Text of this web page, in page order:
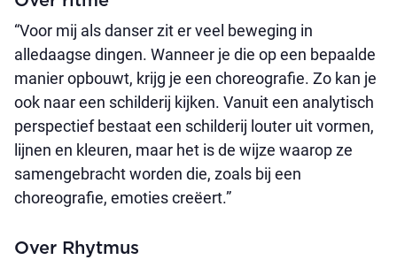
“Voor mij als danser zit er veel beweging in
alledaagse dingen. Wanneer je die op een bepaalde
manier opbouwt, krijg je een choreografie. Zo kan je
ook naar een schilderij kijken. Vanuit een analytisch
perspectief bestaat een schilderij louter uit vormen,
lijnen en kleuren, maar het is de wijze waarop ze
samengebracht worden die, zoals bij een
choreografie, emoties creëert.”
Over Rhytmus